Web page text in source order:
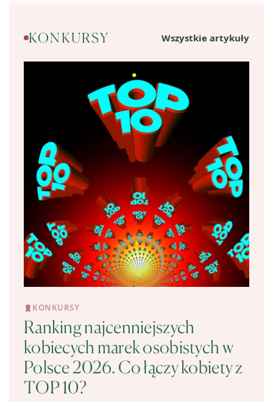
KONKURSY Wszystkie artykuły
KONKURSY
Ranking najcenniejszych
kobiecych marek osobistych w
Polsce 2026. Co łączy kobiety z
TOP 10?